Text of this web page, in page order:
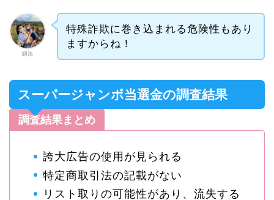
釼法
特殊詐欺に巻き込まれる危険性もあり
ますからね！
スーパージャンボ当選金の調査結果
調査結果まとめ
誇大広告の使用が見られる
特定商取引法の記載がない
リスト取りの可能性があり、流失する